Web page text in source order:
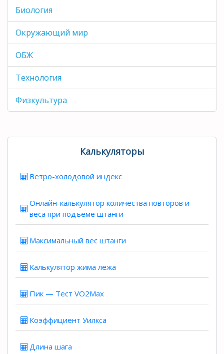
Биология
Окружающий мир
ОБЖ
Технология
Физкультура
Калькуляторы
Ветро-холодовой индекс
Онлайн-калькулятор количества повторов и
веса при подъеме штанги
Максимальный вес штанги
Калькулятор жима лежа
Пик — Тест VO2Max
Коэффициент Уилкса
Длина шага